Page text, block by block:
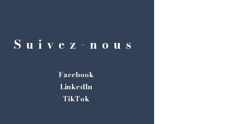
Suivez-nous
Facebook
LinkedIn
TikTok